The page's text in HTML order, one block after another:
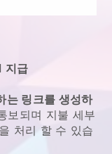
지급
는 링크를 생성하
보되며 지불 세부
처리 할 수 있습